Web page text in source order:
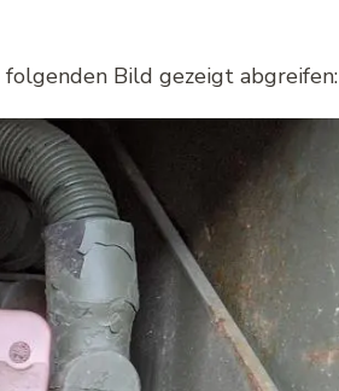
Bild gezeigt abgreifen: